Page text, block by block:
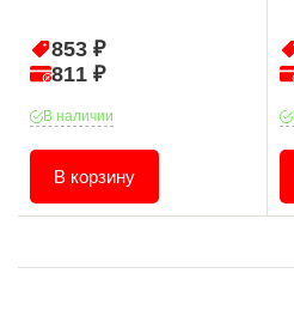
853 ₽
811 ₽
В наличии
В корзину